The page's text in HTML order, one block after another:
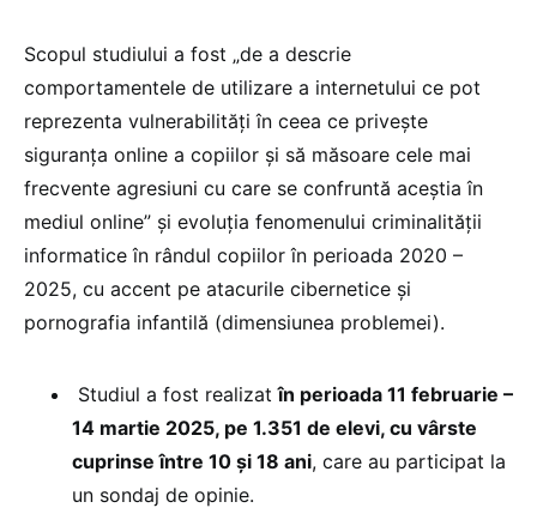
Scopul studiului a fost „de a descrie
comportamentele de utilizare a internetului ce pot
reprezenta vulnerabilităţi în ceea ce priveşte
siguranţa online a copiilor şi să măsoare cele mai
frecvente agresiuni cu care se confruntă aceştia în
mediul online” şi evoluţia fenomenului criminalităţii
informatice în rândul copiilor în perioada 2020 –
2025, cu accent pe atacurile cibernetice şi
pornografia infantilă (dimensiunea problemei).
Studiul a fost realizatîn perioada 11 februarie –
14 martie 2025, pe 1.351 de elevi, cu vârste
cuprinse între 10 şi 18 ani, care au participat la
un sondaj de opinie.